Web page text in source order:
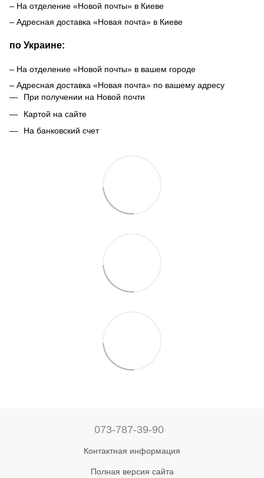
– На отделение «Новой почты» в Киеве
– Адресная доставка «Новая почта» в Киеве
по Украине:
– На отделение «Новой почты» в вашем городе
– Адресная доставка «Новая почта» по вашему адресу
При получении на Новой почти
Картой на сайте
На банковский счет
073-787-39-90
Контактная информация
Полная версия сайта